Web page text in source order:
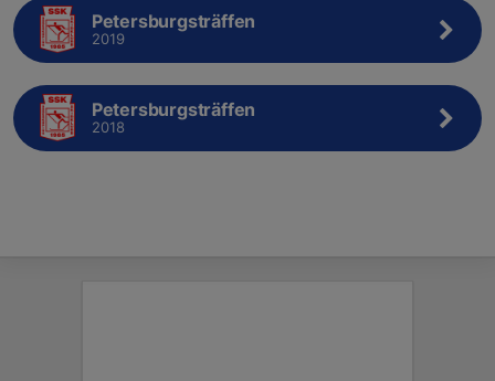
Petersburgsträffen
2019
Petersburgsträffen
2018